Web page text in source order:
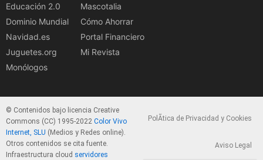
Educación 2.0
Dominio Mundial
Navidad.es
Juguetes.org
Monólogos
Mascotalia
Cómo Ahorrar
Portal Financiero
Mi Revista
© Contenidos bajo licencia Creative
Commons (CC) 1995-2022 Color Vivo
Internet, SLU (Medios y Redes online).
Otros contenidos se cita fuente.
Infraestructura cloud servidores
PolÃ­tica de Privacidad y Cookies
Aviso Legal